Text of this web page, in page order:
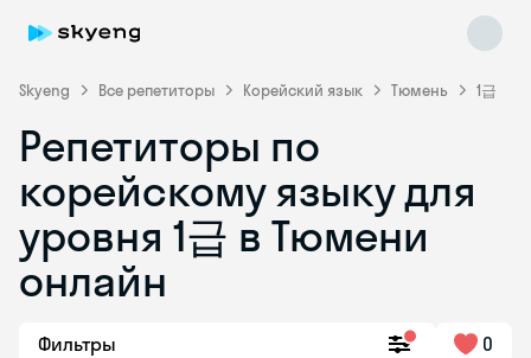
Skyeng Все репетиторы Корейский язык Тюмень 1급
Репетиторы по
корейскому языку для
уровня 1급 в Тюмени
онлайн
Фильтры 0
Skyeng Chat
online